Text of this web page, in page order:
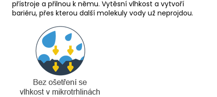
přístroje a přilnou k němu. Vytěsní vlhkost a vytvoří
bariéru, přes kterou další molekuly vody už neprojdou.